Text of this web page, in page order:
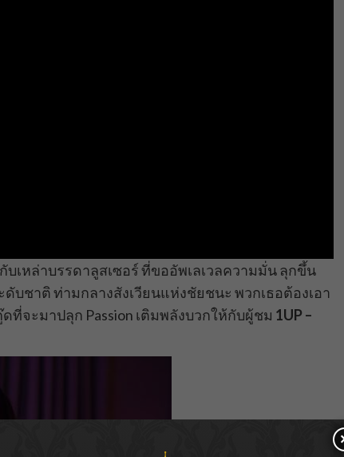
เหล่าบรรดาลูสเซอร์ ที่ขออัพเลเวลความมั่น ลุกขึ้น
บชาติ ท่ามกลางสังเวียนแห่งชัยชนะ พวกเธอต้องเอา
จะมาปลุก Passion เติมพลังบวกให้กับผู้ชม 1UP –